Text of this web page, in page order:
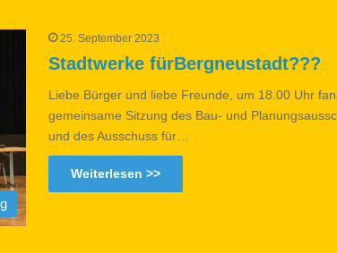
25. September 2023
Stadtwerke fürBergneustadt???
Liebe Bürger und liebe Freunde, um 18.00 Uhr
gemeinsame Sitzung des Bau- und
und des Ausschuss für…
Weiterlesen >>